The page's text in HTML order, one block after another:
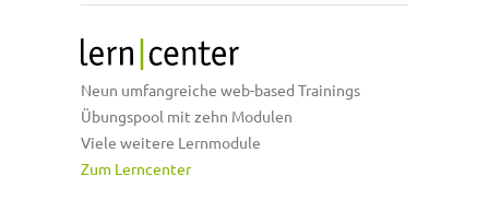
Neun umfangreiche web-based Trainings
Übungspool mit zehn Modulen
Viele weitere Lernmodule
Zum Lerncenter